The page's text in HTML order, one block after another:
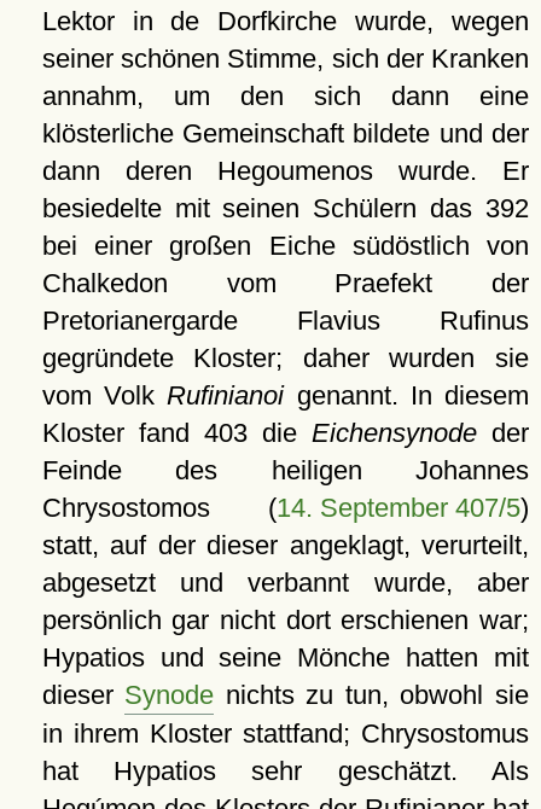
Lektor in de Dorfkirche wurde, wegen
seiner schönen Stimme, sich der Kranken
annahm, um den sich dann eine
klösterliche Gemeinschaft bildete und der
dann deren Hegoumenos wurde. Er
besiedelte mit seinen Schülern das 392
bei einer großen Eiche südöstlich von
Chalkedon vom Praefekt der
Pretorianergarde Flavius Rufinus
gegründete Kloster; daher wurden sie
vom VolkRufinianoigenannt. In diesem
Kloster fand 403 die Eichensynodeder
Feinde des heiligen Johannes
Chrysostomos (14. September 407/5)
statt, auf der dieser angeklagt, verurteilt,
abgesetzt und verbannt wurde, aber
persönlich gar nicht dort erschienen war;
Hypatios und seine Mönche hatten mit
dieser Synode nichts zu tun, obwohl sie
in ihrem Kloster stattfand; Chrysostomus
hat Hypatios sehr geschätzt. Als